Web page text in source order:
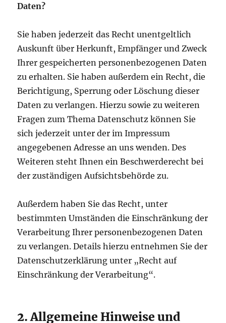
Daten?
Sie haben jederzeit das Recht unentgeltlich
Auskunft über Herkunft, Empfänger und Zweck
Ihrer gespeicherten personenbezogenen Daten
zu erhalten. Sie haben außerdem ein Recht, die
Berichtigung, Sperrung oder Löschung dieser
Daten zu verlangen. Hierzu sowie zu weiteren
Fragen zum Thema Datenschutz können Sie
sich jederzeit unter der im Impressum
angegebenen Adresse an uns wenden. Des
Weiteren steht Ihnen ein Beschwerderecht bei
der zuständigen Aufsichtsbehörde zu.
Außerdem haben Sie das Recht, unter
bestimmten Umständen die Einschränkung der
Verarbeitung Ihrer personenbezogenen Daten
zu verlangen. Details hierzu entnehmen Sie der
Datenschutzerklärung unter „Recht auf
Einschränkung der Verarbeitung“.
2. Allgemeine Hinweise und